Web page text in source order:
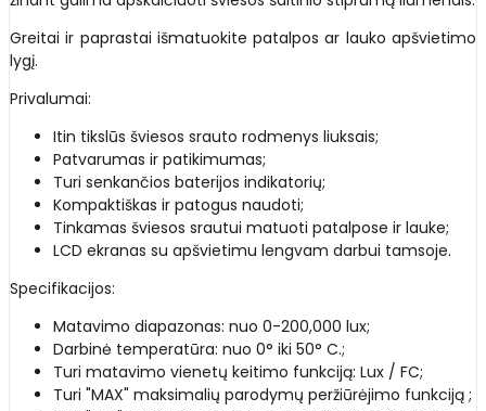
Greitai ir paprastai išmatuokite patalpos ar lauko apšvietimo
lygį.
Privalumai:
Itin tikslūs šviesos srauto rodmenys liuksais;
Patvarumas ir patikimumas;
Turi senkančios baterijos indikatorių;
Kompaktiškas ir patogus naudoti;
Tinkamas šviesos srautui matuoti patalpose ir lauke;
LCD ekranas su apšvietimu lengvam darbui tamsoje.
Specifikacijos:
Matavimo diapazonas: nuo 0-200,000 lux;
Darbinė temperatūra: nuo 0° iki 50° C.;
Turi matavimo vienetų keitimo funkciją: Lux / FC;
Turi "MAX" maksimalių parodymų peržiūrėjimo funkciją ;